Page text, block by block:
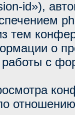
id»),
тем
о
работы с